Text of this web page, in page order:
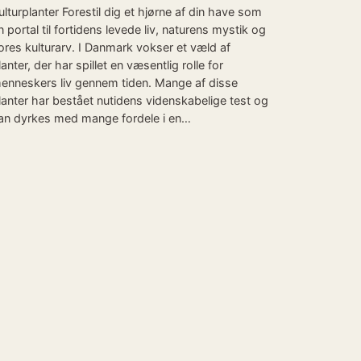
Forestil dig et hjørne af din have som
portal til fortidens levede liv, naturens mystik og
kulturarv. I Danmark vokser et væld af
der har spillet en væsentlig rolle for
liv gennem tiden. Mange af disse
har bestået nutidens videnskabelige test og
dyrkes med mange fordele i en…